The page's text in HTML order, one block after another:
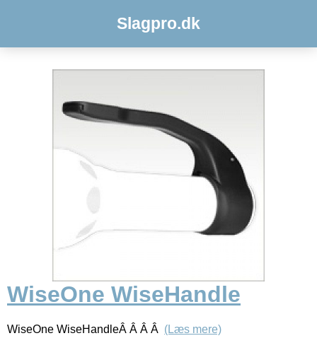
Slagpro.dk
WiseOne WiseHandle
WiseOne WiseHandleÂ Â Â Â (Læs mere)